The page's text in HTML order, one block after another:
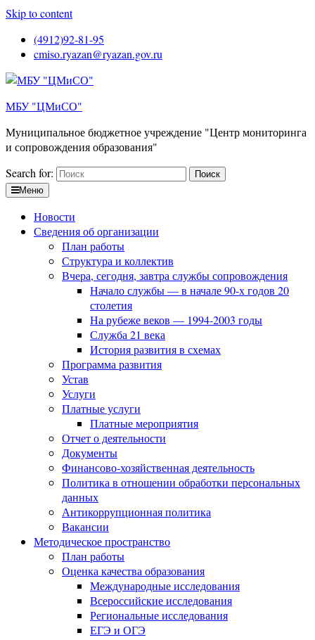
Skip to content
(4912)92-81-95
cmiso.ryazan@ryazan.gov.ru
МБУ "ЦМиСО"
Муниципальное бюджетное учреждение "Центр мониторинга
и сопровождения образования"
Search for:
Меню
Новости
Сведения об организации
План работы
Структура и коллектив
Вчера, сегодня, завтра службы сопровождения
Начало службы — в начале 90-х годов 20
столетия
На рубеже веков — 1994-2003 годы
Служба 21 века
История развития в схемах
Программа развития
Устав
Услуги
Платные услуги
Платные мероприятия
Отчет о деятельности
Документы
Финансово-хозяйственная деятельность
Политика в отношении обработки персональных
данных
Антикоррупционная политика
Вакансии
Методическое пространство
План работы
Оценка качества образования
Международные исследования
Всероссийские исследования
Региональные исследования
ЕГЭ и ОГЭ